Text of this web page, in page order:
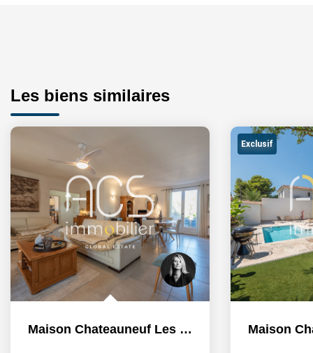
Les biens similaires
Maison Chateauneuf Les Martigues 4 pièce(s) 108.89 m2...
Exclusif